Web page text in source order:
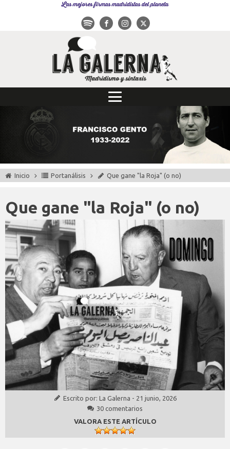
Las mejores firmas madridistas del planeta
Inicio Portanálisis Que gane "la Roja" (o no)
Que gane "la Roja" (o no)
Escrito por: La Galerna - 21 junio, 2026
30 comentarios
VALORA ESTE ARTÍCULO